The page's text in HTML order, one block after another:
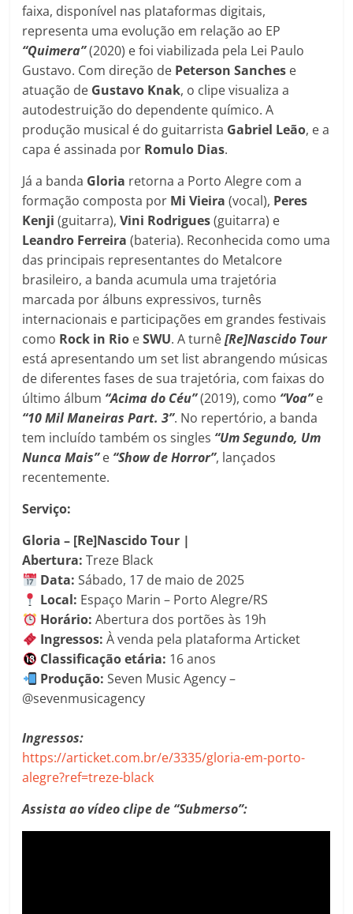
faixa, disponível nas plataformas digitais,
representa uma evolução em relação ao EP
“Quimera”(2020) e foi viabilizada pela Lei Paulo
Gustavo. Com direção de Peterson Sanches e
atuação de Gustavo Knak, o clipe visualiza a
autodestruição do dependente químico. A
produção musical é do guitarrista Gabriel Leão, e a
capa é assinada por Romulo Dias.
Já a banda Gloria retorna a Porto Alegre com a
formação composta por Mi Vieira (vocal), Peres
Kenji (guitarra),Vini Rodrigues(guitarra) e
Leandro Ferreira (bateria). Reconhecida como uma
das principais representantes do Metalcore
brasileiro, a banda acumula uma trajetória
marcada por álbuns expressivos, turnês
internacionais e participações em grandes festivais
como Rock in Rio eSWU. A turnê[Re]Nascido Tour
está apresentando um set list abrangendo músicas
de diferentes fases de sua trajetória, com faixas do
último álbum “Acima do Céu”(2019), como “Voa”e
“10 Mil Maneiras Part. 3”. No repertório, a banda
tem incluído também os singles “Um Segundo, Um
Nunca Mais”e “Show de Horror”, lançados
recentemente.
Serviço:
Gloria – [Re]Nascido Tour |
Abertura: Treze Black
Data: Sábado, 17 de maio de 2025
Local: Espaço Marin – Porto Alegre/RS
Horário: Abertura dos portões às 19h
Ingressos: À venda pela plataforma Articket
Classificação etária: 16 anos
Produção: Seven Music Agency –
@sevenmusicagency
Ingressos:
https://articket.com.br/e/3335/gloria-em-porto-
alegre?ref=treze-black
Assista ao vídeo clipe de “Submerso”: